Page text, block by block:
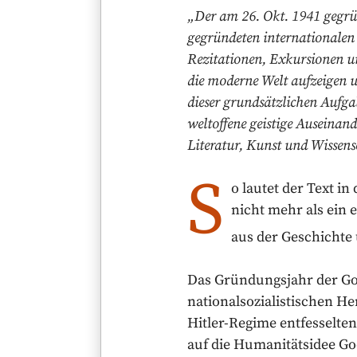
„Der am 26. Okt. 1941
gegründeten internationalen
Rezitationen, Exkursionen
die moderne Welt
dieser grundsätzlichen
weltoffene geistige
Literatur, Kunst und
S o lautet der Text
nicht mehr als ein
aus der
Das Gründungsjahr der
nationalsozialistischen
Hitler-Regime
auf die Humanitätsidee